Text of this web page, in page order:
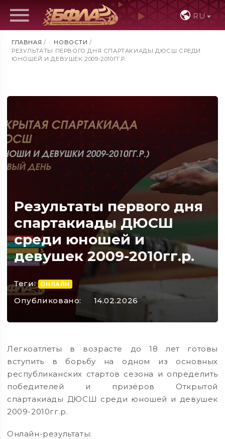
RU
ГЛАВНАЯ / НОВОСТИ /
РЕЗУЛЬТАТЫ ПЕРВОГО ДНЯ СПАРТАКИАДЫ ДЮСШ СРЕДИ
ЮНОШЕЙ И ДЕВУШЕК 2009-2010ГГ.Р.
Результаты первого дня
спартакиады ДЮСШ
среди юношей и
девушек 2009-2010гг.р.
Теги: ОНЛАЙН
Опубликовано: 14.02.2026
Легкоатлеты в возрасте до 18 лет готовы
вступить в борьбу на одном из основных
республиканских стартов сезона и определить
победителей и призёров Открытой
спартакиады ДЮСШ среди юношей и девушек
2009-2010гг.р.
Онлайн-результаты: